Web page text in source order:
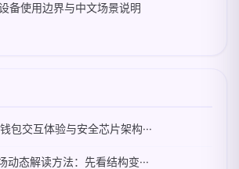
备使用边界与中文场景说明
包交互体验与安全芯片架构···
动态解读方法：先看结构变···